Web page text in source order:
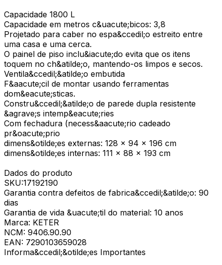
Capacidade 1800 L
Capacidade em metros c&uacute;bicos: 3,8
Projetado para caber no espa&ccedil;o estreito entre
uma casa e uma cerca.
O painel de piso inclu&iacute;do evita que os itens
toquem no ch&atilde;o, mantendo-os limpos e secos.
Ventila&ccedil;&atilde;o embutida
F&aacute;cil de montar usando ferramentas
dom&eacute;sticas.
Constru&ccedil;&atilde;o de parede dupla resistente
&agrave;s intemp&eacute;ries
Com fechadura (necess&aacute;rio cadeado
pr&oacute;prio
dimens&otilde;es externas: 128 x 94 x 196 cm
dimens&otilde;es internas: 111 x 88 x 193 cm
Dados do produto
SKU:17192190
Garantia contra defeitos de fabrica&ccedil;&atilde;o: 90
dias
Garantia de vida &uacute;til do material: 10 anos
Marca: KETER
NCM: 9406.90.90
EAN: 7290103659028
Informa&ccedil;&otilde;es Importantes